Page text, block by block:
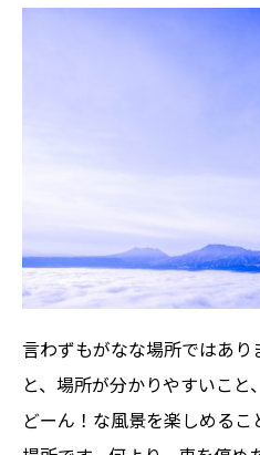
言わずもがなな場所ではあ
と、場所が分かりやすいこ
どーん！な風景を楽しめる